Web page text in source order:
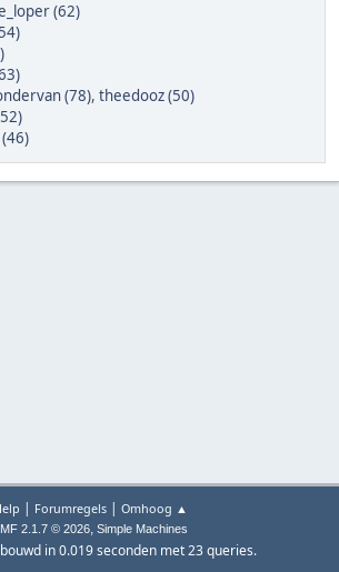
(62)
(78), theedooz (50)
| Forumregels| Omhoog ▲
2.1.7 © 2026, Simple Machines
in 0.019 seconden met 23 queries.